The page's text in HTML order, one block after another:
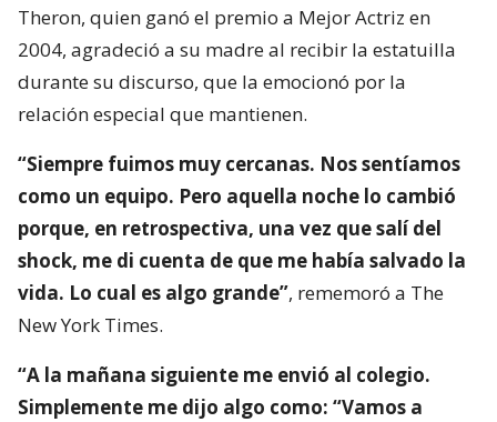
Theron, quien ganó el premio a Mejor Actriz en
2004, agradeció a su madre al recibir la estatuilla
durante su discurso, que la emocionó por la
relación especial que mantienen.
“Siempre fuimos muy cercanas. Nos sentíamos
como un equipo. Pero aquella noche lo cambió
porque, en retrospectiva, una vez que salí del
shock, me di cuenta de que me había salvado la
vida. Lo cual es algo grande”, rememoró a The
New York Times.
“A la mañana siguiente me envió al colegio.
Simplemente me dijo algo como: “Vamos a